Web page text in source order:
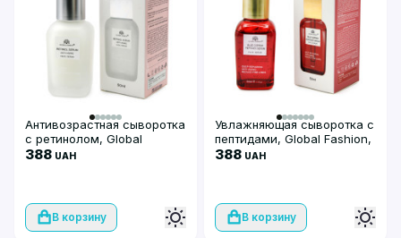
Антивозрастная сыворотка
с ретинолом, Global
Fashion, Retinol Serum Anti-
388 UAH
В корзину
Увлажняющая сыворотка с
пептидами, Global Fashion,
Blue Copper Peptides
388 UAH
В корзину